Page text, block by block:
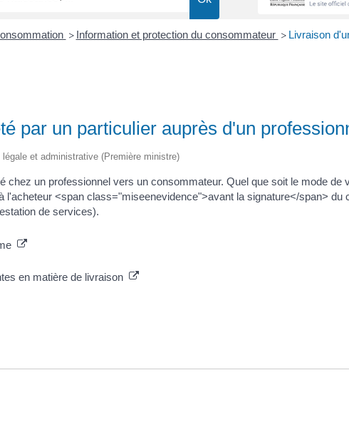
> Information et protection du consommateur > Livraison
par un particulier auprès d'un
et administrative (Première ministre)
chez un professionnel vers un consommateur. Quel que soit le mode de
l'acheteur <span class="miseenevidence">avant la signature</span> du
de services).
en matière de livraison